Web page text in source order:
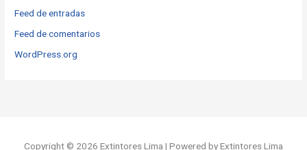
Feed de entradas
Feed de comentarios
WordPress.org
Copyright © 2026 Extintores Lima | Powered by Extintores Lima